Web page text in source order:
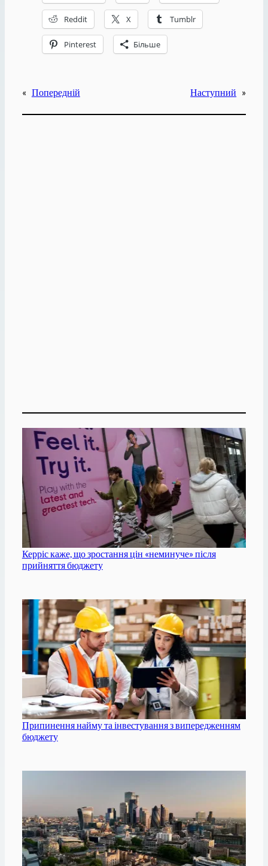
Reddit X Tumblr
Pinterest Більше
« Попередній Наступний »
Керріс каже, що зростання цін «неминуче» після
прийняття бюджету
Припинення найму та інвестування з випередженням
бюджету